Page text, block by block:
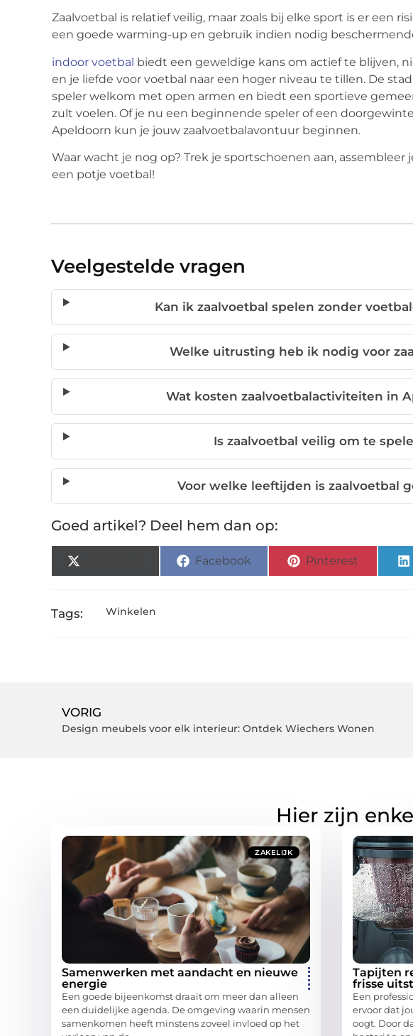
Zaalvoetbal is relatief veilig, maar zoals bij elke sport is er een
een goede warming-up en gebruik indien nodig
indoor voetbal biedt een geweldige kans om actief te blijven,
en je liefde voor voetbal naar een hoger niveau te tillen. De
speler welkom met open armen en biedt een sportieve
zult voelen. Of je nu een beginnende speler of een
Apeldoorn kun je jouw zaalvoetbalavontuur beginnen.
Waar wacht je nog op? Trek je sportschoenen aan, assembleer
een potje voetbal!
Veelgestelde vragen
Kan ik zaalvoetbal spelen zonder
Welke uitrusting heb ik nodig voor
Wat kosten zaalvoetbalactiviteiten in
Is zaalvoetbal veilig om te
Voor welke leeftijden is zaalvoetbal
Goed artikel? Deel hem dan op:
Facebook Pinterest
Tags: Winkelen
VORIG
Design meubels voor elk interieur: Ontdek Wiechers Wonen
Hier zijn
ZAKELIJK
Samenwerken met aandacht en nieuwe
energie
Een goede bijeenkomst draait om meer dan alleen
een duidelijke agenda. De omgeving waarin mensen
samenkomen heeft minstens zoveel invloed op het
Tapijten
frisse
Een
ervoor dat
oogt. Door